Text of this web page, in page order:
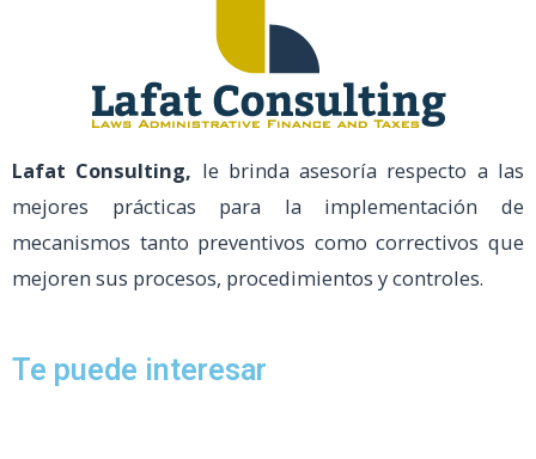
Lafat Consulting, le brinda asesoría respecto a las
mejores prácticas para la implementación de
mecanismos tanto preventivos como correctivos que
mejoren sus procesos, procedimientos y controles.
Te puede interesar